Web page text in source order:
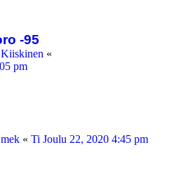
-95
Kiiskinen «
pm
mek « Ti Joulu 22, 2020 4:45 pm